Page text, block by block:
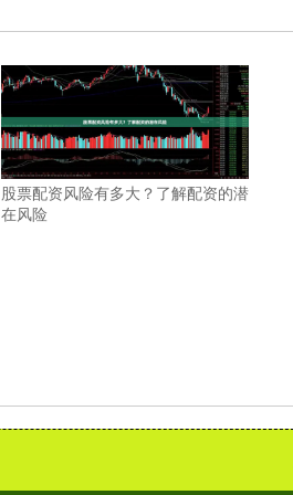
股票配资风险有多大？了解配资的潜
在风险